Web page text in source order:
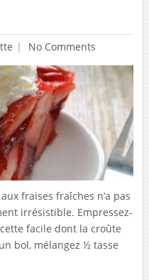
No Comments
aux fraises fraîches n’a pas
irrésistible. Empressez-
facile dont la croûte
bol, mélangez ½ tasse